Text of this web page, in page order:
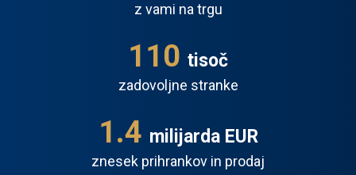
z vami na trgu
110 tisoč
zadovoljne stranke
1.6 milijarda EUR
znesek prihrankov in prodaj